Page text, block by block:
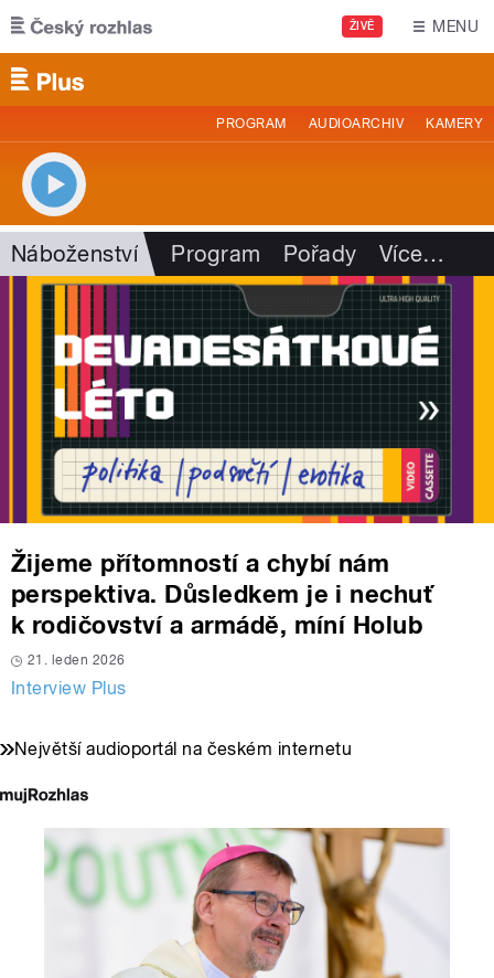
Přejít k hlavnímu obsahu
ŽIVĚ MENU
PROGRAM AUDIOARCHIV KAMERY
Náboženství Program Pořady Více…
Žijeme přítomností a chybí nám
perspektiva. Důsledkem je i nechuť
k rodičovství a armádě, míní Holub
21. leden 2026
Interview Plus
Největší audioportál na českém internetu